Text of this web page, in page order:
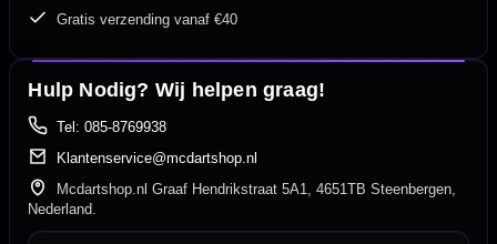
Gratis verzending vanaf €40
Hulp Nodig? Wij helpen graag!
Tel: 085-8769938
Klantenservice@mcdartshop.nl
Mcdartshop.nl Graaf Hendrikstraat 5A1, 4651TB Steenbergen,
Nederland.